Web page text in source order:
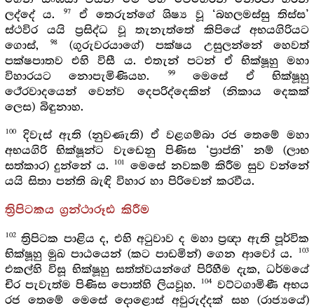
ලද්දේ ය.
97
ඒ තෙරුන්ගේ ශිෂ්‍ය වූ ‘බහලමස්සු තිස්ස’
ස්ථවිර යයි ප්‍රසිද්ධ වූ තැනැත්තේ කිපියේ අභයගිරියට
ගොස්,
98
(ගුරුවරයාගේ) පක්ෂය උසුලන්නේ හෙවත්
පක්ෂපාතව එහි විසී ය. එතැන් පටන් ඒ භික්ෂූහු මහා
විහාරයට නොපැමිණියහ.
99මෙසේ ඒ භික්ෂූහු
ථේරවාදයෙන් වෙන්ව දෙපරිද්දෙකින් (නිකාය දෙකක්
ලෙස) බිඳුනාහ.
100දිවැස් ඇති (නුවණැති) ඒ වළගම්බා රජ තෙමේ මහා
අභයගිරි භික්ෂූන්ට වැඩෙනු පිණිස ‘ප්‍රාප්ති’ නම් (ලාභ
සත්කාර) දුන්නේ ය.
101
මෙසේ නවකම් කිරීම සුව වන්නේ
යයි සිතා පන්ති බැඳි විහාර හා පිරිවෙන් කරවීය.
ත්‍රිපිටකය ග්‍රන්ථාරූඪ කිරීම
102ත්‍රිපිටක පාළිය ද, එහි අටුවාව ද මහා ප්‍රඥා ඇති පූර්වික
භික්ෂූහු මුඛ පාඨයෙන් (කට පාඩමින්) ගෙන ආවෝ ය.
103
එකල්හි විසූ භික්ෂූහු සත්ත්වයන්ගේ පිරිහීම දැක, ධර්මයේ
චිර පැවැත්ම පිණිස පොත්හි ලියවූහ.
104
වට්ටගාමිණී අභය
රජ තෙමේ මෙසේ දොළොස් අවුරුද්දක් සහ (රාජ්‍යයේ)